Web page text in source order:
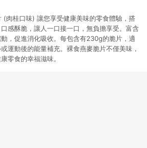
肉桂口味) 讓您享受健康美味的零食體驗，搭
感酥脆，讓人一口接一口，無負擔享受。富含
，促進消化吸收。每包含有230g的脆片，適
運動後的能量補充。裸食燕麥脆片不僅美味，
零食的幸福滋味。